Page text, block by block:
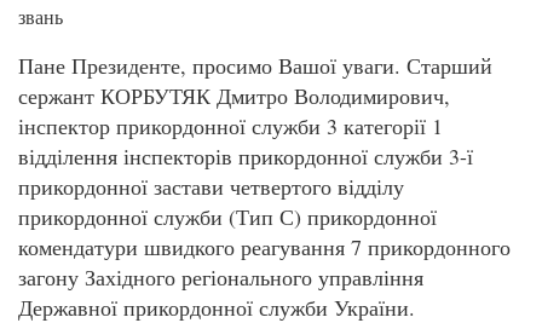
звань
Пане Президенте, просимо Вашої уваги. Старший
сержант КОРБУТЯК Дмитро Володимирович,
інспектор прикордонної служби 3 категорії 1
відділення інспекторів прикордонної служби 3-ї
прикордонної застави четвертого відділу
прикордонної служби (Тип С) прикордонної
комендатури швидкого реагування 7 прикордонного
загону Західного регіонального управління
Державної прикордонної служби України.